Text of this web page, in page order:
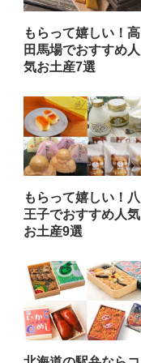
もらって嬉しい！高
田馬場でおすすめ人
気お土産7選
もらって嬉しい！八
王子でおすすめ人気
お土産9選